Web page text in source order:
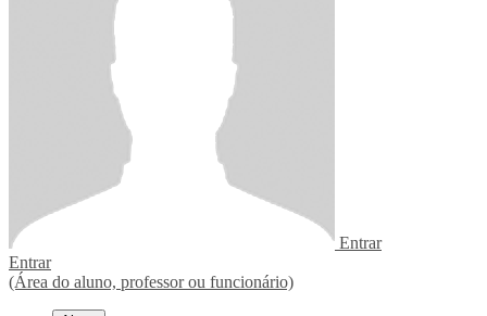
Entrar
Entrar
(Área do aluno, professor ou funcionário)